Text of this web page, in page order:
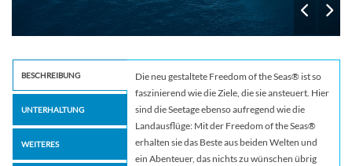
BESCHREIBUNG
UNTERHALTUNG
WEITERES
Die neu gestaltete Freedom of the Seas® ist so
faszinierend wie die Ziele, die sie ansteuert. Hier
sind die Seetage ebenso aufregend wie die
Landausflüge: Mit der Freedom of the Seas®
erhalten sie das Beste aus beiden Welten und
ein Abenteuer, das nichts zu wünschen übrig